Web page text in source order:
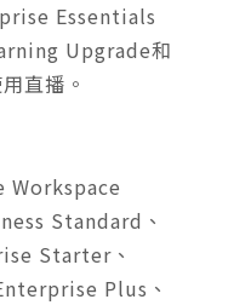
Essentials
Upgrade和
直播。
Workspace
Standard、
Starter、
Plus、